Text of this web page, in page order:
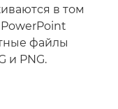
в том
PowerPoint
файлы
и PNG.